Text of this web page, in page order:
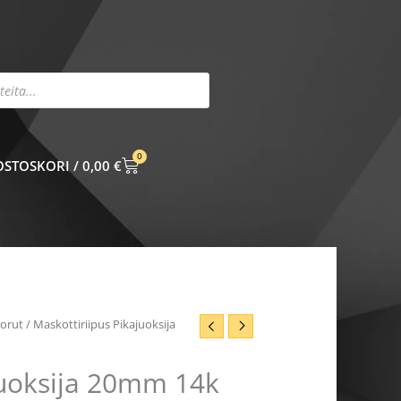
0,00 €
0
CART
/ Maskottiriipus Pikajuoksija
20mm 14k